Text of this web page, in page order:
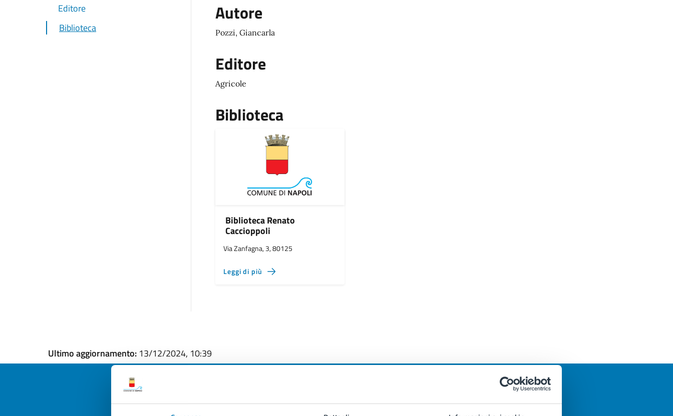
Editore
Biblioteca
Autore
Pozzi, Giancarla
Editore
Agricole
Biblioteca
Biblioteca Renato
Caccioppoli
Via Zanfagna, 3, 80125
Leggi di più
Ultimo aggiornamento: 13/12/2024, 10:39